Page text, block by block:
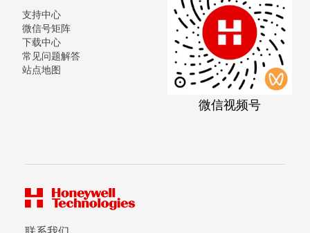
支持中心
微信号矩阵
下载中心
常见问题解答
站点地图
微信视频号